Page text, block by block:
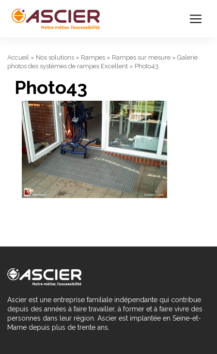
Accueil » Nos solutions » Rampes » Rampes sur mesure » Galerie
photos des systèmes de rampes Excellent » Photo43
Photo43
Ascier est une entreprise familiale indépendante qui contribue
depuis des années à faire travailler, à former et à faire vivre des
personnes dans leur région. Ascier est implantée en Seine-et-
Marne depuis plus de trente ans.